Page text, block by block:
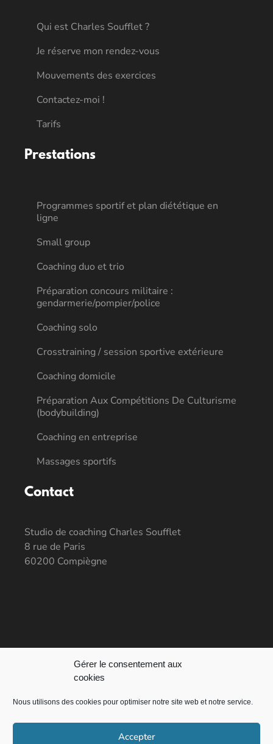
Gérer le consentement aux
cookies
Nous utilisons des cookies pour optimiser notre site web et notre service.
Accepter
Qui est Charles Soufflet ?
Je réserve mon rendez-vous
Mouvements des exercices
Contactez-moi !
Tarifs
Prestations
Programmes sportif et plan diététique en
ligne
Small group
Coaching duo et trio
Préparation concours militaire :
gendarmerie/pompier/police
Coaching solo
Crosstraining / session sportive extérieure
Coaching domicile
Préparation Aux Compétitions De Culturisme
(bodybuilding)
Coaching en entreprise
Massages sportifs
Contact
Studio de coaching Charles Soufflet
8 rue de Paris
60200 Compiègne
06 19 88 28 88
info@charlessoufflet.com